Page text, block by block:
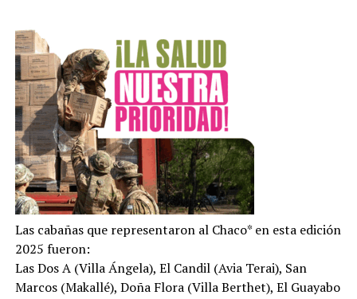
Las cabañas que representaron al Chaco* en esta edición
2025 fueron:
Las Dos A (Villa Ángela), El Candil (Avia Terai), San
Marcos (Makallé), Doña Flora (Villa Berthet), El Guayabo